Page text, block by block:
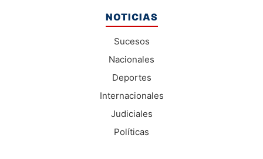
NOTICIAS
Sucesos
Nacionales
Deportes
Internacionales
Judiciales
Políticas